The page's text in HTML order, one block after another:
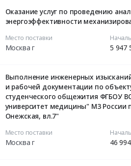
Оказание услуг по проведению
энергоэффективности
Место поставки
Москва г 5 947
Выполнение инженерных
и рабочей документации по
студенческого общежития ФГБОУ
университет медицины" М3 России
Онежская, вл.7"
Место поставки
Москва г 46